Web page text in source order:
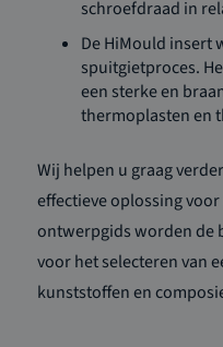
schroefdraad in
De HiMould insert
spuitgietproces.
een sterke en
thermoplasten en
Wij helpen u graag
effectieve oplossing
ontwerpgids worden de
voor het selecteren van
kunststoffen en